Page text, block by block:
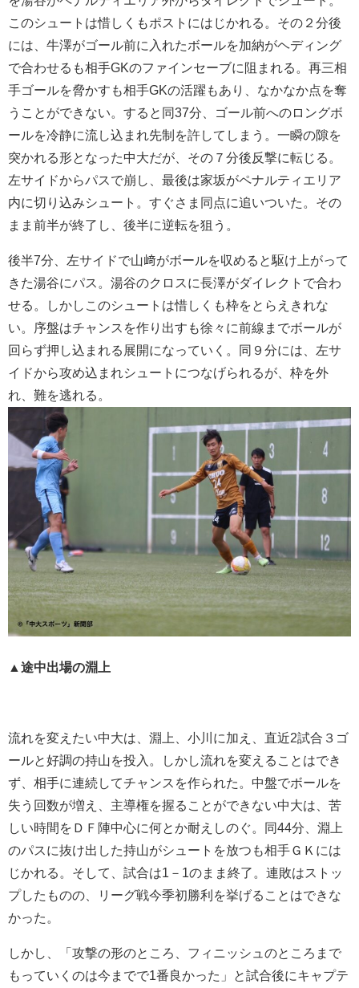
このシュートは惜しくもポストにはじかれる。その２分後
には、牛澤がゴール前に入れたボールを加納がヘディング
で合わせるも相手GKのファインセーブに阻まれる。再三相
手ゴールを脅かすも相手GKの活躍もあり、なかなか点を奪
うことができない。すると同37分、ゴール前へのロングボ
ールを冷静に流し込まれ先制を許してしまう。一瞬の隙を
突かれる形となった中大だが、その７分後反撃に転じる。
左サイドからパスで崩し、最後は家坂がペナルティエリア
内に切り込みシュート。すぐさま同点に追いついた。その
まま前半が終了し、後半に逆転を狙う。
後半7分、左サイドで山﨑がボールを収めると駆け上がって
きた湯谷にパス。湯谷のクロスに長澤がダイレクトで合わ
せる。しかしこのシュートは惜しくも枠をとらえきれな
い。序盤はチャンスを作り出すも徐々に前線までボールが
回らず押し込まれる展開になっていく。同９分には、左サ
イドから攻め込まれシュートにつなげられるが、枠を外
れ、難を逃れる。
▲途中出場の淵上
流れを変えたい中大は、淵上、小川に加え、直近2試合３ゴ
ールと好調の持山を投入。しかし流れを変えることはでき
ず、相手に連続してチャンスを作られた。中盤でボールを
失う回数が増え、主導権を握ることができない中大は、苦
しい時間をＤＦ陣中心に何とか耐えしのぐ。同44分、淵上
のパスに抜け出した持山がシュートを放つも相手ＧＫには
じかれる。そして、試合は1－1のまま終了。連敗はストッ
プしたものの、リーグ戦今季初勝利を挙げることはできな
かった。
しかし、「攻撃の形のところ、フィニッシュのところまで
もっていくのは今までで1番良かった」と試合後にキャプテ